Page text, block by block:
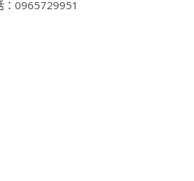
：0965729951